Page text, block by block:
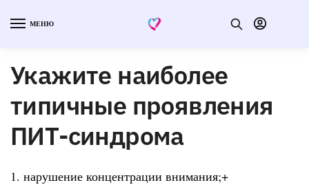
МЕНЮ
Укажите наиболее
типичные проявления
ПИТ-синдрома
1. нарушение концентрации внимания;+